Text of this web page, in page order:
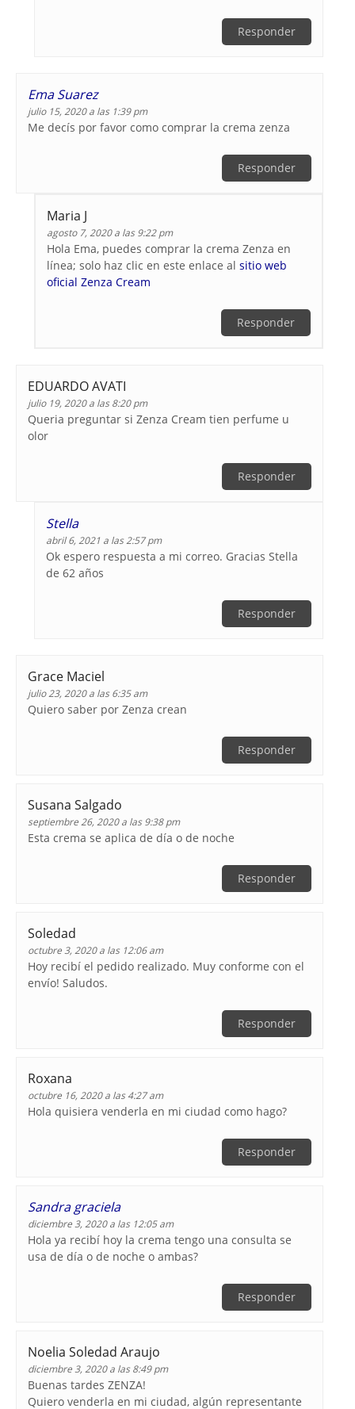
Responder
Ema Suarez
julio 15, 2020 a las 1:39 pm
Me decís por favor como comprar la crema zenza
Responder
Maria J
agosto 7, 2020 a las 9:22 pm
Hola Ema, puedes comprar la crema Zenza en
línea; solo haz clic en este enlace al sitio web
oficial Zenza Cream
Responder
EDUARDO AVATI
julio 19, 2020 a las 8:20 pm
Queria preguntar si Zenza Cream tien perfume u
olor
Responder
Stella
abril 6, 2021 a las 2:57 pm
Ok espero respuesta a mi correo. Gracias Stella
de 62 años
Responder
Grace Maciel
julio 23, 2020 a las 6:35 am
Quiero saber por Zenza crean
Responder
Susana Salgado
septiembre 26, 2020 a las 9:38 pm
Esta crema se aplica de día o de noche
Responder
Soledad
octubre 3, 2020 a las 12:06 am
Hoy recibí el pedido realizado. Muy conforme con el
envío! Saludos.
Responder
Roxana
octubre 16, 2020 a las 4:27 am
Hola quisiera venderla en mi ciudad como hago?
Responder
Sandra graciela
diciembre 3, 2020 a las 12:05 am
Hola ya recibí hoy la crema tengo una consulta se
usa de día o de noche o ambas?
Responder
Noelia Soledad Araujo
diciembre 3, 2020 a las 8:49 pm
Buenas tardes ZENZA!
Quiero venderla en mi ciudad, algún representante